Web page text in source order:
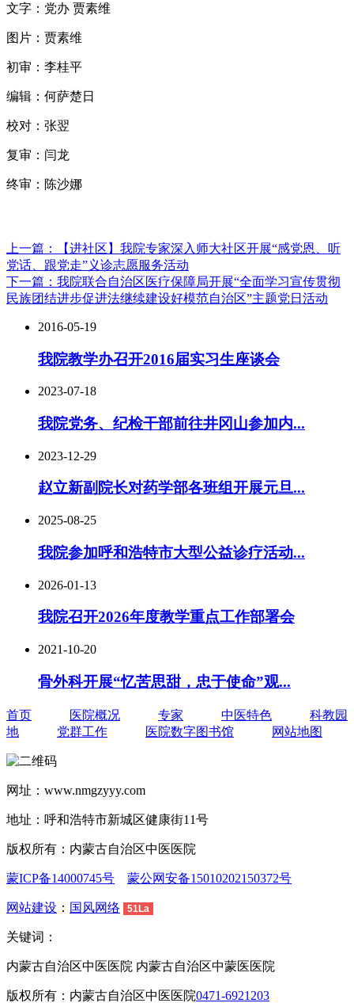
文字：党办 贾素维
图片：贾素维
初审：李桂平
编辑：何萨楚日
校对：张翌
复审：闫龙
终审：陈沙娜
上一篇：【进社区】我院专家深入师大社区开展“感党恩、听
党话、跟党走”义诊志愿服务活动
下一篇：我院联合自治区医疗保障局开展“全面学习宣传贯彻
民族团结进步促进法继续建设好模范自治区”主题党日活动
2016-05-19
我院教学办召开2016届实习生座谈会
2023-07-18
我院党务、纪检干部前往井冈山参加内...
2023-12-29
赵立新副院长对药学部各班组开展元旦...
2025-08-25
我院参加呼和浩特市大型公益诊疗活动...
2026-01-13
我院召开2026年度教学重点工作部署会
2021-10-20
骨外科开展“忆苦思甜，忠于使命”观...
首页 医院概况 专家 中医特色
科教园
地
党群工作 医院数字图书馆 网站地图
网址：www.nmgzyyy.com
地址：呼和浩特市新城区健康街11号
版权所有：内蒙古自治区中医医院
蒙ICP备14000745号 蒙公网安备15010202150372号
网站建设 ： 国风网络 51La
关键词：
内蒙古自治区中医医院 内蒙古自治区中蒙医医院
版权所有：内蒙古自治区中医医院0471-6921203